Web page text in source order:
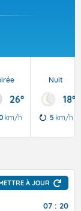
26°
km/h
Nuit
18°
5 km/h
À JOUR
07 : 20